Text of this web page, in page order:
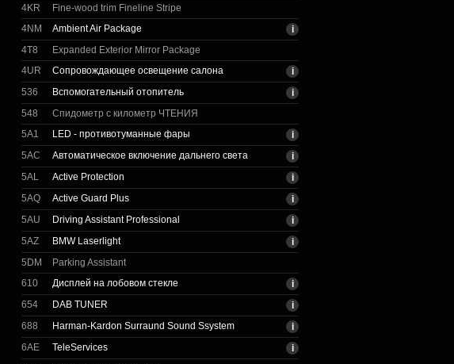
4KR
Fine-wood trim Fineline Stripe
4NM
Ambient Air Package
4T8
Expanded Exterior Mirror Package
4UR
Сопровождающее освещение салона
536
Вспомогательный отопитель
548
Спидометр с километр ЧТЕНИЯ
5A1
LED - противотуманные фары
5AC
Автоматическое включение дальнего света
5AL
Active Protection
5AQ
Active Guard Plus
5AU
Driving Assistant Professional
5AZ
BMW Laserlight
5DM
Parking Assistant
610
Дисплей на лобовом стекле
654
DAB TUNER
688
Harman-Kardon Surraund Sound Ssystem
6AE
TeleServices